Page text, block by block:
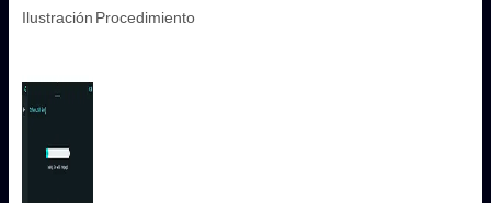
Ilustración Procedimiento